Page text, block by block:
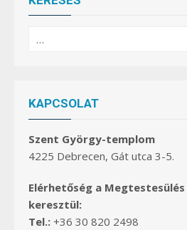
KAPCSOLAT
Szent György-templom
4225 Debrecen, Gát utca 3-5.
Elérhetőség a
keresztül:
Tel.: +36 30 820 2498